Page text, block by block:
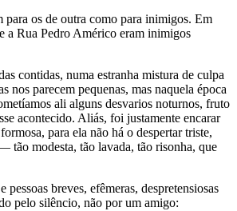
para os de outra como para inimigos. Em
a Rua Pedro Américo eram inimigos
contidas, numa estranha mistura de culpa
nos parecem pequenas, mas naquela época
ali alguns desvarios noturnos, fruto
acontecido. Aliás, foi justamente encarar
para ela não há o despertar triste,
tão modesta, tão lavada, tão risonha, que
breves, efêmeras, despretensiosas
pelo silêncio, não por um amigo: